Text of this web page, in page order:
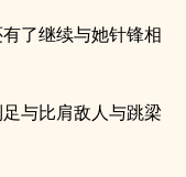
了继续与她针锋相
与比肩敌人与跳梁